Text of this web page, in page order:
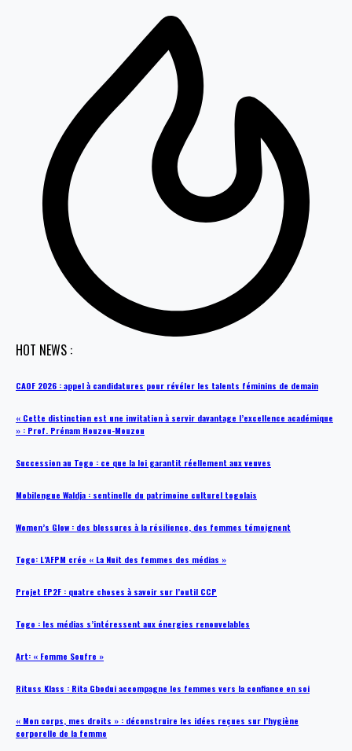
HOT NEWS :
CAOF 2026 : appel à candidatures pour révéler les talents féminins de demain
« Cette distinction est une invitation à servir davantage l’excellence académique
» : Prof. Prénam Houzou-Mouzou
Succession au Togo : ce que la loi garantit réellement aux veuves
Mobilengue Waldja : sentinelle du patrimoine culturel togolais
Women’s Glow : des blessures à la résilience, des femmes témoignent
Togo: L’AFPM crée « La Nuit des femmes des médias »
Projet EP2F : quatre choses à savoir sur l’outil CCP
Togo : les médias s’intéressent aux énergies renouvelables
Art: « Femme Soufre »
Rituss Klass : Rita Gbodui accompagne les femmes vers la confiance en soi
« Mon corps, mes droits » : déconstruire les idées reçues sur l’hygiène
corporelle de la femme